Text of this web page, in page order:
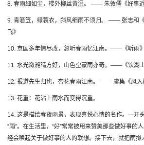
8. 春雨细如尘，楼外柳丝黄湿。 —— 朱敦儒《好事近
9. 青箬笠，绿蓑衣，斜风细雨不须归。 —— 张志和
飞》
10. 京国多年情尽改，忽听春雨忆江南。——《听雨》
11. 水光潋滟晴方好，山色空蒙雨亦奇。——《饮湖上
12. 报道先生归也，杏花春雨江南。 —— 虞集《风入
13. 花重：花沾上雨水而变得沉重。
14. 这是描绘春夜雨景，表现喜悦心情的名作。一开
“雨”。在生活里，“好”常常被用来赞美那些做好事的
经会唤起关于做好事的人的联想。接下去，就把雨拟